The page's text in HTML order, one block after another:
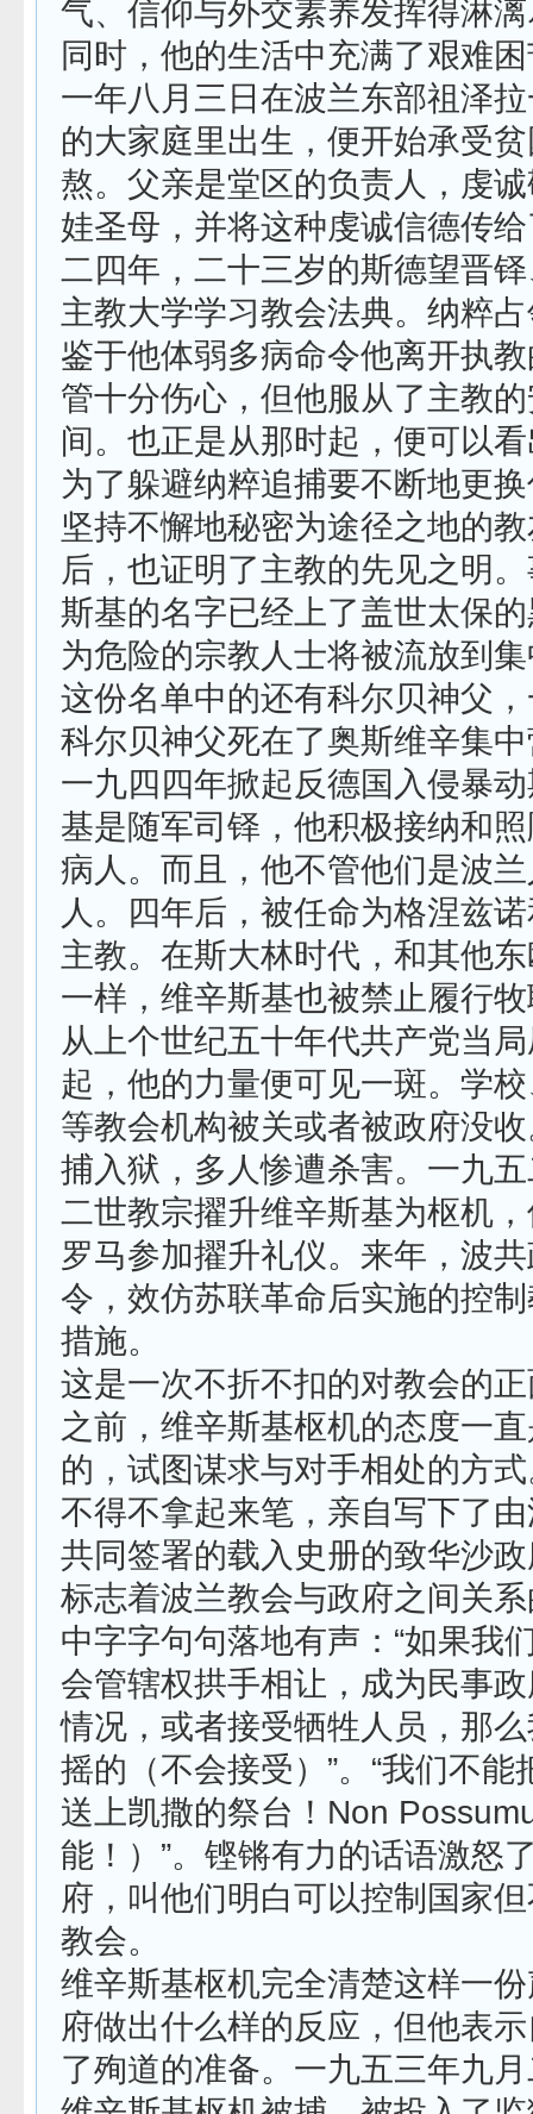
气、信仰与外交素养发挥得淋
同时，他的生活中充满了艰难
一年八月三日在波兰东部祖泽
的大家庭里出生，便开始承受
熬。父亲是堂区的负责人，虔
娃圣母，并将这种虔诚信德传
二四年，二十三岁的斯德望晋
主教大学学习教会法典。纳粹
鉴于他体弱多病命令他离开执
管十分伤心，但他服从了主教
间。也正是从那时起，便可以
为了躲避纳粹追捕要不断地更
坚持不懈地秘密为途径之地的
后，也证明了主教的先见之明
斯基的名字已经上了盖世太保
为危险的宗教人士将被流放到
这份名单中的还有科尔贝神父
科尔贝神父死在了奥斯维辛集
一九四四年掀起反德国入侵暴
基是随军司铎，他积极接纳和
病人。而且，他不管他们是波
人。四年后，被任命为格涅兹
主教。在斯大林时代，和其他
一样，维辛斯基也被禁止履行
从上个世纪五十年代共产党当
起，他的力量便可见一斑。学
等教会机构被关或者被政府没
捕入狱，多人惨遭杀害。一九
二世教宗擢升维辛斯基为枢机
罗马参加擢升礼仪。来年，波
令，效仿苏联革命后实施的控
措施。
这是一次不折不扣的对教会的
之前，维辛斯基枢机的态度一
的，试图谋求与对手相处的方
不得不拿起来笔，亲自写下了
共同签署的载入史册的致华沙
标志着波兰教会与政府之间关
中字字句句落地有声：“如果我
会管辖权拱手相让，成为民事
情况，或者接受牺牲人员，那
摇的（不会接受）”。“我们不能
送上凯撒的祭台！Non
能！）”。铿锵有力的话语激怒
府，叫他们明白可以控制国家
教会。
维辛斯基枢机完全清楚这样一
府做出什么样的反应，但他表
了殉道的准备。一九五三年九